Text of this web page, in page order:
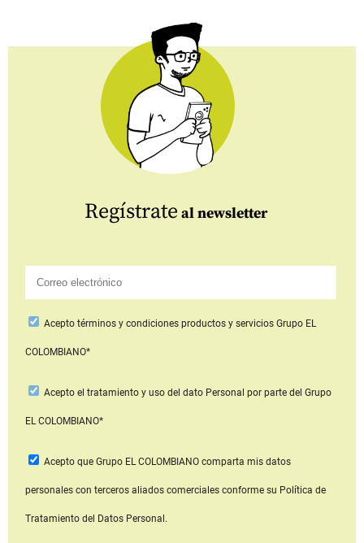
Regístrate al newsletter
Aceptotérminos y condiciones productos y serviciosGrupo EL
COLOMBIANO*
Acepto el tratamiento y uso del dato Personal por parte del Grupo
EL COLOMBIANO*
Acepto que Grupo EL COLOMBIANOcomparta mis datos
personales con terceros aliados comerciales conforme su Política de
Tratamiento del Datos Personal.